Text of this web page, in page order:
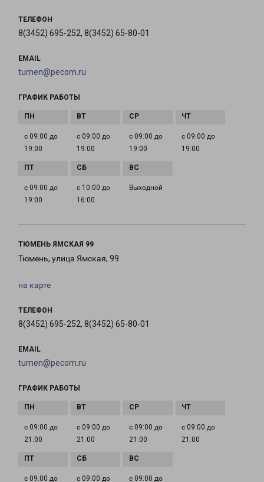
ТЕЛЕФОН
8(3452) 695-252, 8(3452) 65-80-01
EMAIL
tumen@pecom.ru
ГРАФИК РАБОТЫ
с 09:00 до
19:00
с 09:00 до
19:00
с 09:00 до
19:00
с 09:00 до
19:00
с 09:00 до
19:00
с 10:00 до
16:00
Выходной
ТЮМЕНЬ ЯМСКАЯ 99
Тюмень, улица Ямская, 99
на карте
ТЕЛЕФОН
8(3452) 695-252, 8(3452) 65-80-01
EMAIL
tumen@pecom.ru
ГРАФИК РАБОТЫ
с 09:00 до
21:00
с 09:00 до
21:00
с 09:00 до
21:00
с 09:00 до
21:00
с 09:00 до с 09:00 до с 09:00 до